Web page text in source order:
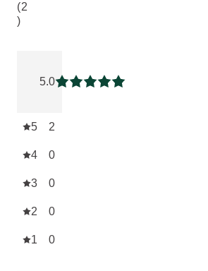
(2
)
5.0
Puntuación: 5 / 5
5 2
4 0
3 0
2 0
1 0